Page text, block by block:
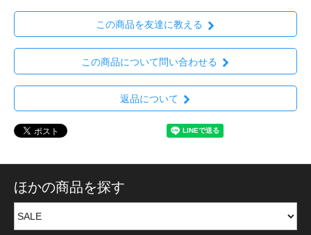
この商品を友達に教える
この商品について問い合わせる
返品について
ほかの商品を探す